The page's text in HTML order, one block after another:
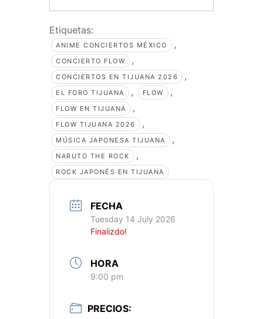
Etiquetas:
ANIME CONCIERTOS MÉXICO ,
CONCIERTO FLOW ,
CONCIERTOS EN TIJUANA 2026 ,
EL FORO TIJUANA , FLOW ,
FLOW EN TIJUANA ,
FLOW TIJUANA 2026 ,
MÚSICA JAPONESA TIJUANA ,
NARUTO THE ROCK ,
ROCK JAPONÉS EN TIJUANA
FECHA
Tuesday 14 July 2026
Finalizdo!
HORA
9:00 pm
PRECIOS: